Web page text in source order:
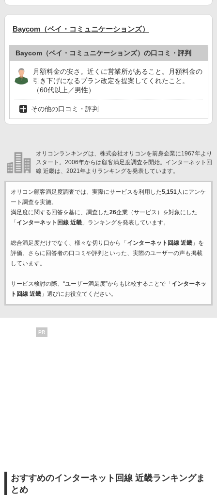
Baycom（ベイ・コミュニケーションズ）
Baycom（ベイ・コミュニケーションズ）の口コミ・評判
月額料金の安さ。近くに営業所があること。月額料金の
引き下げになるプラン改定を提案してくれたこと。
（60代以上／男性）
その他の口コミ・評判
オリコンランキングは、株式会社オリコンを前身企業に1967年より
スタート。2006年からは顧客満足度調査を開始。インターネット回
線 近畿は、2021年よりランキングを発表しています。
オリコン顧客満足度調査では、実際にサービスを利用した5,151人にアンケ
ート調査を実施。
満足度に関する回答を基に、調査した26企業（サービス）を対象にした
「インターネット回線 近畿」ランキングを発表しています。
総合満足度だけでなく、様々な切り口から「インターネット回線 近畿」を
評価。さらに回答者の口コミや評判といった、実際のユーザーの声も掲載
しています。
サービス検討の際、“ユーザー満足度”からも比較することで「インターネッ
ト回線 近畿」選びにお役立てください。
PR
おすすめのインターネット回線 近畿ランキングま
とめ